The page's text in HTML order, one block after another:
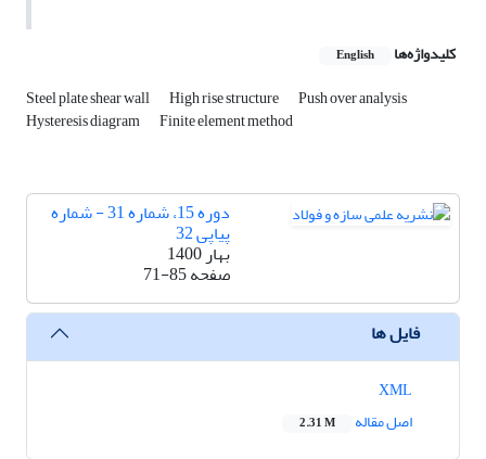
کلیدواژه‌ها English
Steel plate shear wall High rise structure Push over analysis
Hysteresis diagram Finite element method
دوره 15، شماره 31 - شماره
پیاپی 32
بهار 1400
صفحه71-85
فایل ها
اصل مقاله
2.31 M